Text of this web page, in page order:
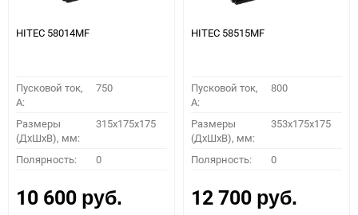
HITEC 58014MF
Пусковой ток,
A:
750
Размеры
(ДхШхВ), мм:
315x175x175
Полярность: 0
10 600 руб.
HITEC 58515MF
Пусковой ток,
A:
800
Размеры
(ДхШхВ), мм:
353x175x175
Полярность: 0
12 700 руб.